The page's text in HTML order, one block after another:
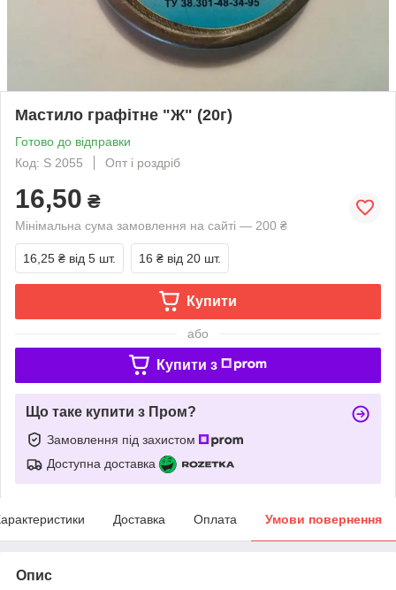
Мастило графітне "Ж" (20г)
Готово до відправки
Код: S 2055
Опт і роздріб
16,50 ₴
Мінімальна сума замовлення на сайті — 200 ₴
16,25 ₴ від 5 шт. 16 ₴ від 20 шт.
Купити
або
Купити з
Що таке купити з Пром?
Замовлення під захистом
Доступна доставка
Доставка Оплата Умови повернення
Опис